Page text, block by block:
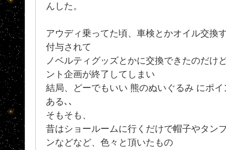
んした。
アウディ乗ってた頃、車検とかオイル交換
付与されて
ノベルティグッズとかに交換できたのだけ
ント企画が終了してしまい
結局、どーでもいい 熊のぬいぐるみ にポ
ある､､
そもそも、
昔はショールームに行くだけで帽子やタン
ンなどなど、色々と頂いたもの